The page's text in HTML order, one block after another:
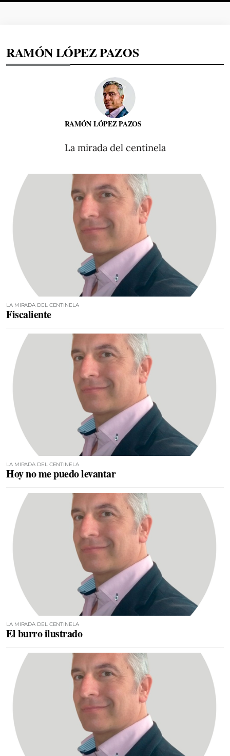
RAMÓN LÓPEZ PAZOS
RAMÓN LÓPEZ PAZOS
La mirada del centinela
LA MIRADA DEL CENTINELA
Fiscaliente
LA MIRADA DEL CENTINELA
Hoy no me puedo levantar
LA MIRADA DEL CENTINELA
El burro ilustrado